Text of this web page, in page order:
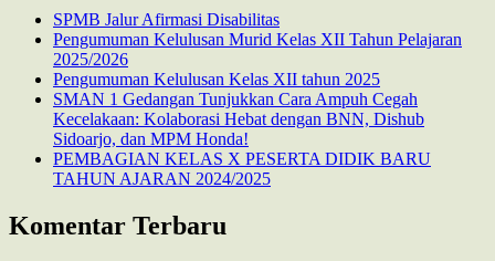
SPMB Jalur Afirmasi Disabilitas
Pengumuman Kelulusan Murid Kelas XII Tahun Pelajaran
2025/2026
Pengumuman Kelulusan Kelas XII tahun 2025
SMAN 1 Gedangan Tunjukkan Cara Ampuh Cegah
Kecelakaan: Kolaborasi Hebat dengan BNN, Dishub
Sidoarjo, dan MPM Honda!
PEMBAGIAN KELAS X PESERTA DIDIK BARU
TAHUN AJARAN 2024/2025
Komentar Terbaru